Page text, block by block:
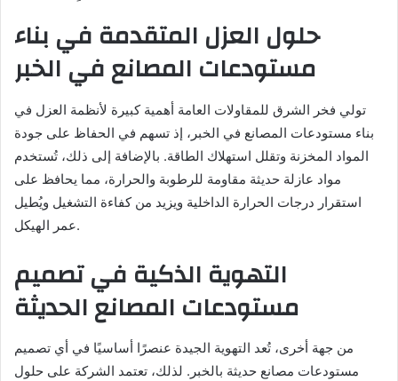
حلول العزل المتقدمة في بناء
مستودعات المصانع في الخبر
تولي فخر الشرق للمقاولات العامة أهمية كبيرة لأنظمة العزل في
بناء مستودعات المصانع في الخبر، إذ تسهم في الحفاظ على جودة
المواد المخزنة وتقلل استهلاك الطاقة. بالإضافة إلى ذلك، تُستخدم
مواد عازلة حديثة مقاومة للرطوبة والحرارة، مما يحافظ على
استقرار درجات الحرارة الداخلية ويزيد من كفاءة التشغيل ويُطيل
عمر الهيكل.
التهوية الذكية في تصميم
مستودعات المصانع الحديثة
من جهة أخرى، تُعد التهوية الجيدة عنصرًا أساسيًا في أي تصميم
مستودعات مصانع حديثة بالخبر. لذلك، تعتمد الشركة على حلول